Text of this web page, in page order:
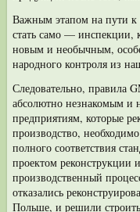
Важным этапом на пути
стать само — инспекции,
новым и необычным,
народного контроля из
Следовательно, правила
абсолютно не­знакомым и
предприятиям, которые
производство,
полного со­ответствия
проектом реконструкции
производственный
отказались
Польше, и решили